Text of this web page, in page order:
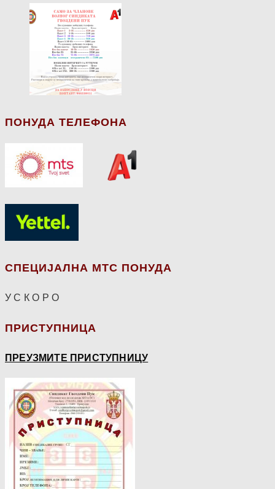
ПОНУДА ТЕЛЕФОНА
СПЕЦИЈАЛНА МТС ПОНУДА
У С К О Р О
ПРИСТУПНИЦА
ПРЕУЗМИТЕ ПРИСТУПНИЦУ